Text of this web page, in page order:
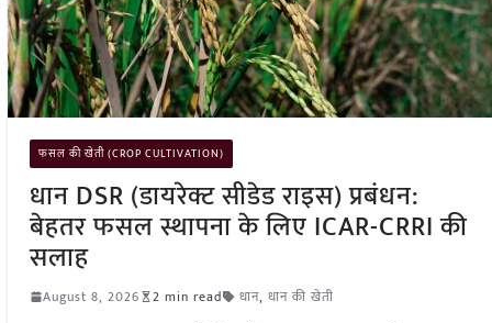
फसल की खेती (CROP CULTIVATION)
धान DSR (डायरेक्ट सीडेड राइस) प्रबंधन:
बेहतर फसल स्थापना के लिए ICAR-CRRI की
सलाह
August 8, 2026 2 min read धान, धान की खेती